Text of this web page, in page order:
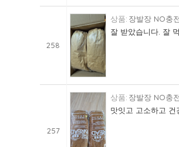
258
장발장 NO충
잘 받았습니다. 잘
257
장발장 NO충
맛잇고 고소하고 건